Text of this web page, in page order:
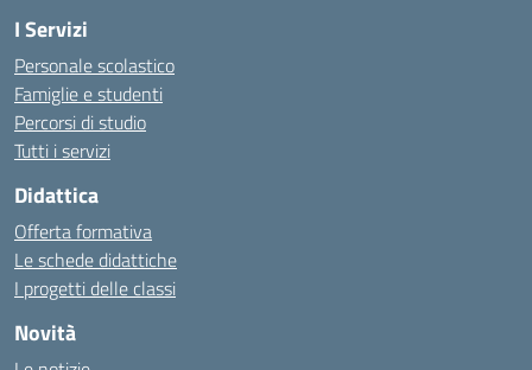
I Servizi
Personale scolastico
Famiglie e studenti
Percorsi di studio
Tutti i servizi
Didattica
Offerta formativa
Le schede didattiche
I progetti delle classi
Novità